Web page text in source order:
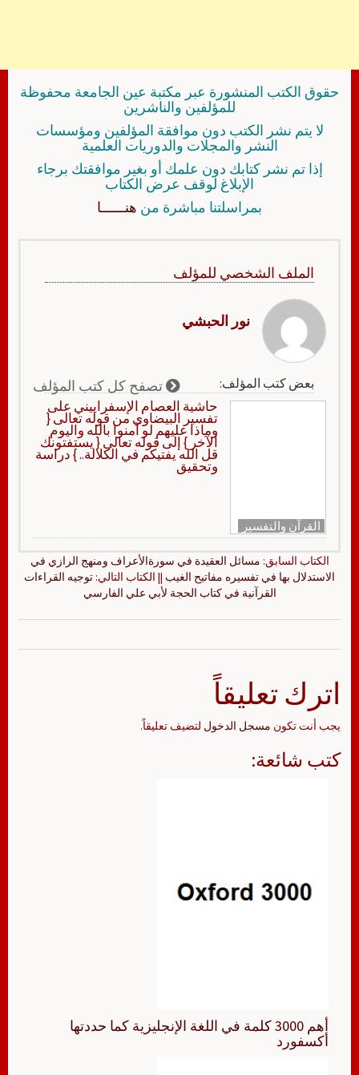
حقوق الكتب المنشورة عبر مكتبة عين الجامعة محفوظة
للمؤلفين والناشرين
لا يتم نشر الكتب دون موافقة المؤلفين ومؤسسات
النشر والمجلات والدوريات العلمية
إذا تم نشر كتابك دون علمك أو بغير موافقتك برجاء
الإبلاغ لوقف عرض الكتاب
بمراسلتنا مباشرة من هنــــــا
الملف الشخصي للمؤلف
نور الحبشي
بعض كتب المؤلف: تصفح كل كتب المؤلف
القرآن والتفسير
حاشية العصام الإسفراييني على
تفسير البيضاوي من قوله تعالى {
وماذا عليهم لو آمنوا بالله واليوم
الآخر } إلى قوله تعالى { يستفتونك
قل الله يفتيكم في الكلالة.. } دراسة
وتحقيق
الكتاب السابق: مسائل العقيدة في سورةالأعراف ومنهج الرازي في
الاستدلال بها في تفسيره مفاتيح الغيب || الكتاب التالي: توجيه القراءات
القرآنية في كتاب الحجة لأبي علي الفارسي
اترك تعليقاً
يجب أنت تكون مسجل الدخول لتضيف تعليقاً.
كتب شائعة:
أهم 3000 كلمة في اللغة الإنجليزية كما حددتها
أكسفورد